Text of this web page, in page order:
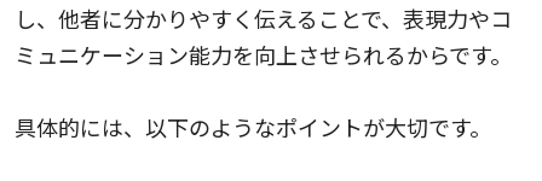
し、他者に分かりやすく伝えることで、表現力やコ
ミュニケーション能力を向上させられるからです。
具体的には、以下のようなポイントが大切です。